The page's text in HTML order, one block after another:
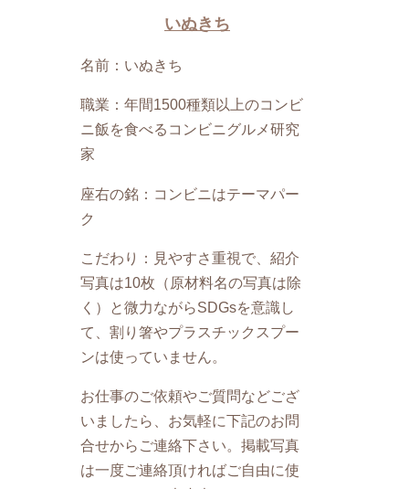
いぬきち
名前：いぬきち
職業：年間1500種類以上のコンビ
ニ飯を食べるコンビニグルメ研究
家
座右の銘：コンビニはテーマパー
ク
こだわり：見やすさ重視で、紹介
写真は10枚（原材料名の写真は除
く）と微力ながらSDGsを意識し
て、割り箸やプラスチックスプー
ンは使っていません。
お仕事のご依頼やご質問などござ
いましたら、お気軽に下記のお問
合せからご連絡下さい。掲載写真
は一度ご連絡頂ければご自由に使